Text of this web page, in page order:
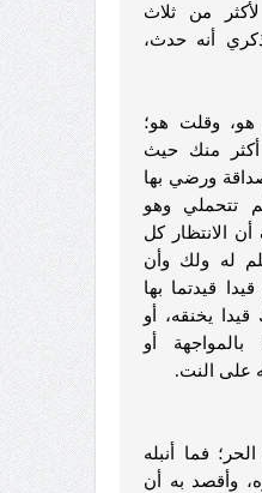
من ثلاث
أنه حدث،
هو، وقلت هو؛
أكثر منك حيث
ورضي بها
تتحملي وهو
الانتظار كل
له ولك وأن
قيدتما بها
يخنقه، أو
أو
على النت.
فما أنبله
وأقصد به أن